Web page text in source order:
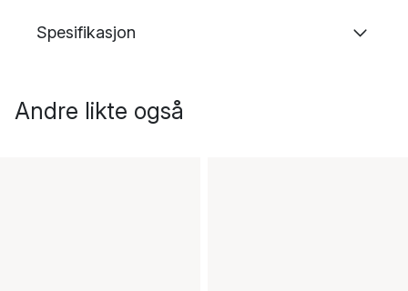
Spesifikasjon
Andre likte også